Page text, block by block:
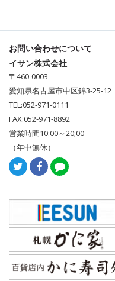
お問い合わせについて
イサン株式会社
〒460-0003
愛知県名古屋市中区錦3-25-12
TEL:052-971-0111
FAX:052-971-8892
営業時間10:00～20;00
（年中無休）